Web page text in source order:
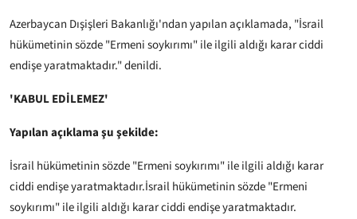
Azerbaycan Dışişleri Bakanlığı'ndan yapılan açıklamada, "İsrail
hükümetinin sözde "Ermeni soykırımı" ile ilgili aldığı karar ciddi
endişe yaratmaktadır." denildi.
'KABUL EDİLEMEZ'
Yapılan açıklama şu şekilde:
İsrail hükümetinin sözde "Ermeni soykırımı" ile ilgili aldığı karar
ciddi endişe yaratmaktadır.İsrail hükümetinin sözde "Ermeni
soykırımı" ile ilgili aldığı karar ciddi endişe yaratmaktadır.